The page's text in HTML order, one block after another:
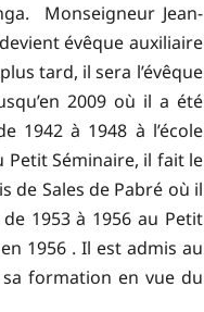
Monseigneur Jean-
évêque auxiliaire
tard, il sera l’évêque
2009 où il a été
1942 à 1948 à l’école
Petit Séminaire, il fait le
de Sales de Pabré où il
1953 à 1956 au Petit
1956 . Il est admis au
sa formation en vue du